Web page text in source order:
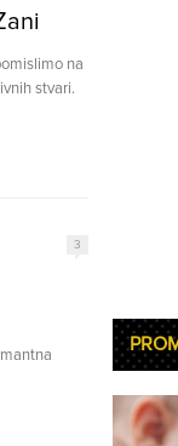
na
stvari.
3